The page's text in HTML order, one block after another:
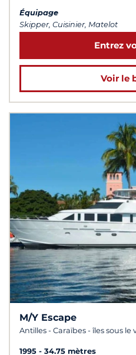
Équipage
Skipper, Cuisinier, Matelot
Entrez
Voir le
M/Y Escape
Antilles - Caraïbes - îles sous le
1995
34.75 mètres